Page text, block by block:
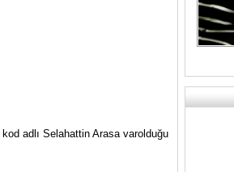
adlı Selahattin Arasa varolduğu